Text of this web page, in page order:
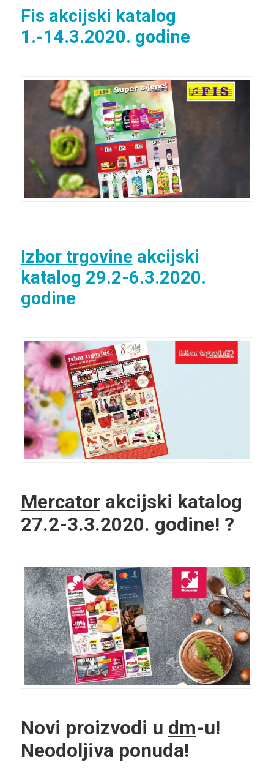
Fis akcijski katalog
1.-14.3.2020. godine
Izbor trgovine akcijski
katalog 29.2-6.3.2020.
godine
Mercatorakcijski katalog
27.2-3.3.2020. godine! ?
Novi proizvodi u dm-u!
Neodoljiva ponuda!